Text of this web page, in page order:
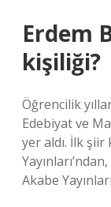
Erdem
kişiliği?
Öğrencilik
Edebiyat ve
yer aldı. İlk şiir
Akabe